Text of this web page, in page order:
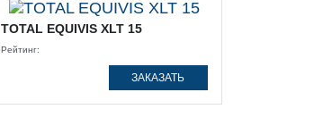
TOTAL EQUIVIS XLT 15
Рейтинг:
ЗАКАЗАТЬ